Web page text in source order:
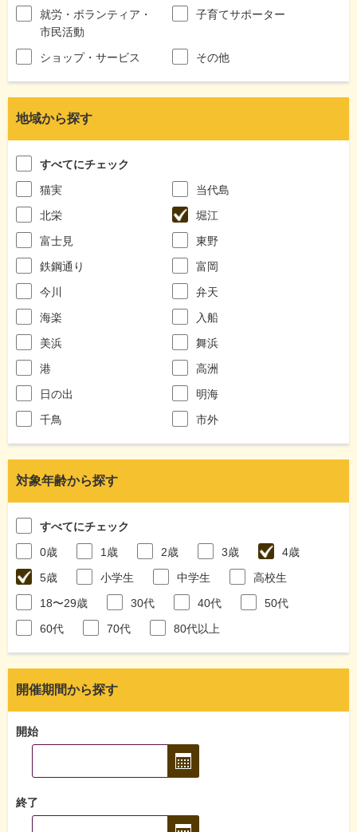
就労・ボランティア・
市民活動
子育てサポーター
ショップ・サービス その他
地域から探す
すべてにチェック
猫実
当代島
北栄
堀江
富士見
東野
鉄鋼通り
富岡
今川
弁天
海楽
入船
美浜
舞浜
港
高洲
日の出
明海
千鳥
市外
対象年齢から探す
すべてにチェック
0歳
1歳 2歳 3歳
4歳
5歳
小学生 中学生
高校生
18〜29歳
30代 40代
50代
60代
70代 80代以上
開催期間から探す
開始
終了